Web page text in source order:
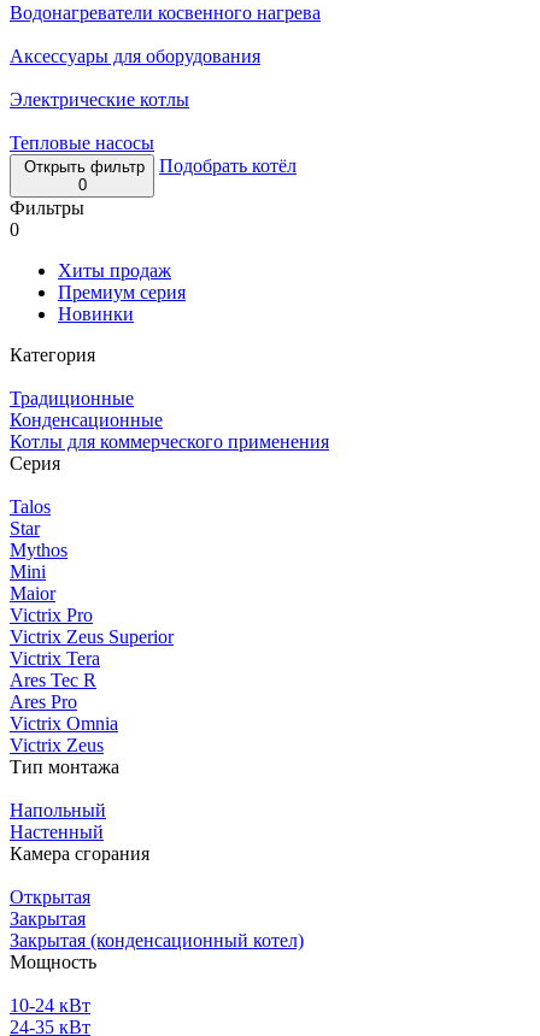
Водонагреватели косвенного нагрева
Аксессуары для оборудования
Электрические котлы
Тепловые насосы
Открыть фильтр
0
Подобрать котёл
Фильтры
0
Хиты продаж
Премиум серия
Новинки
Категория
Традиционные
Конденсационные
Котлы для коммерческого применения
Серия
Talos
Star
Mythos
Mini
Maior
Victrix Pro
Victrix Zeus Superior
Victrix Tera
Ares Tec R
Ares Pro
Victrix Omnia
Victrix Zeus
Тип монтажа
Напольный
Настенный
Камера сгорания
Открытая
Закрытая
Закрытая (конденсационный котел)
Мощность
10-24 кВт
24-35 кВт